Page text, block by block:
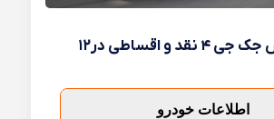
شرایط فروش جک جی ۴ نقد و اقساطی در۱۲
اطلاعات خودرو